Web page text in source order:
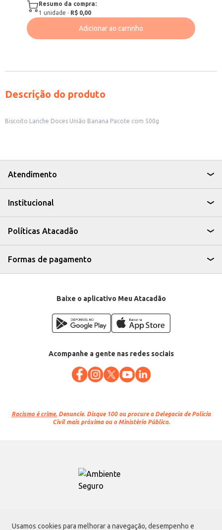
Usamos cookies para melhorar a navegação, desempenho e
Resumo da compra:
1 unidade · R$ 0,00
Adicionar ao carrinho
Descrição do produto
Biscoito Lanche Doces União Banana Pacote com 500g
Atendimento
Institucional
Políticas Atacadão
Formas de pagamento
Baixe o aplicativo Meu Atacadão
Acompanhe a gente nas redes sociais
Racismo é crime. Denuncie. Disque 100 ou procure a Delegacia de Polícia
Civil mais próxima ou o Ministério Público.
Atacadão S.A.